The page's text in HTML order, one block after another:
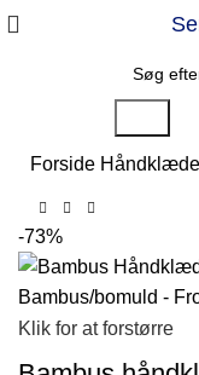
Forside
-73%
Klik for at forstørre